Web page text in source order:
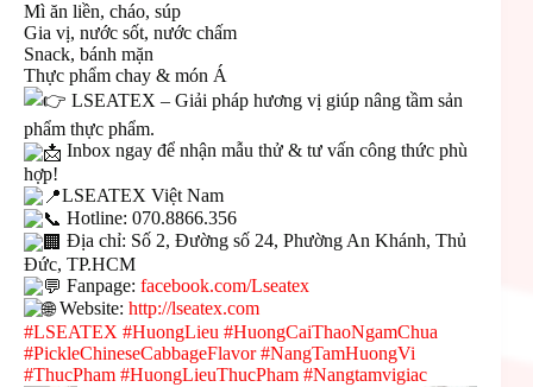
Mì ăn liền, cháo, súp
Gia vị, nước sốt, nước chấm
Snack, bánh mặn
Thực phẩm chay & món Á
LSEATEX – Giải pháp hương vị giúp nâng tầm sản
phẩm thực phẩm.
Inbox ngay để nhận mẫu thử & tư vấn công thức phù
hợp!
LSEATEX Việt Nam
Hotline: 070.8866.356
Địa chỉ: Số 2, Đường số 24, Phường An Khánh, Thủ
Đức, TP.HCM
Fanpage: facebook.com/Lseatex
Website: http://lseatex.com
#LSEATEX #HuongLieu #HuongCaiThaoNgamChua
#PickleChineseCabbageFlavor #NangTamHuongVi
#ThucPham #HuongLieuThucPham #Nangtamvigiac